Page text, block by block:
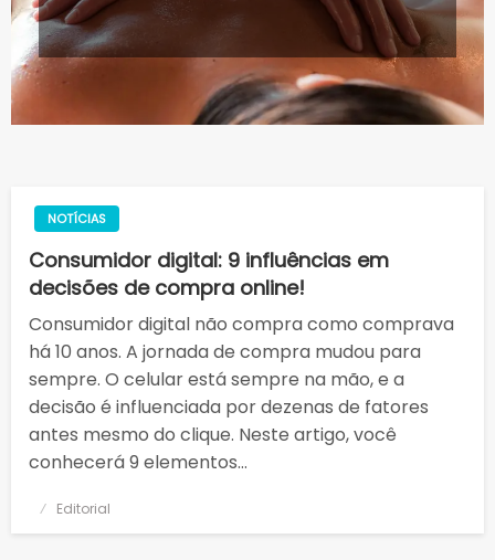
NOTÍCIAS
Consumidor digital: 9 influências em
decisões de compra online!
Consumidor digital não compra como comprava
há 10 anos. A jornada de compra mudou para
sempre. O celular está sempre na mão, e a
decisão é influenciada por dezenas de fatores
antes mesmo do clique. Neste artigo, você
conhecerá 9 elementos…
PostedEditorial